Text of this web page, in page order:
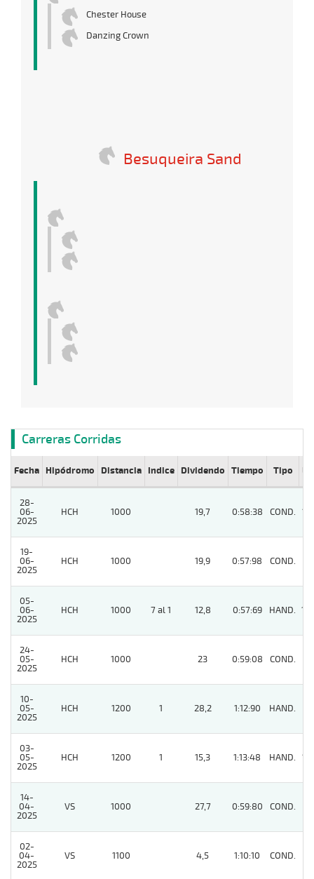
Chester House
Danzing Crown
Besuqueira Sand
Carreras Corridas
Fecha Hipódromo Distancia Indice Dividendo Tiempo Tipo Lº
28-
06-
2025
HCH 1000 19,7 0:58:38 COND. 12
19-
06-
2025
HCH 1000 19,9 0:57:98 COND.
05-
06-
2025
HCH 1000 7 al 1 12,8 0:57:69 HAND. 10
24-
05-
2025
HCH 1000 23 0:59:08 COND.
10-
05-
2025
HCH 1200 1 28,2 1:12:90 HAND.
03-
05-
2025
HCH 1200 1 15,3 1:13:48 HAND. 12
14-
04-
2025
VS 1000 27,7 0:59:80 COND.
02-
04-
2025
VS 1100 4,5 1:10:10 COND.